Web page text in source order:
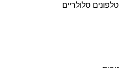
טלפונים סלולריים